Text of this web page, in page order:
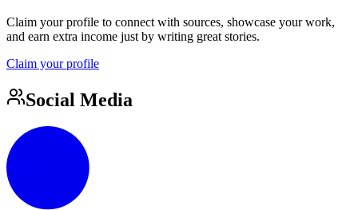
Claim your profile to connect with sources, showcase your work,
and earn extra income just by writing great stories.
Claim your profile
Social Media